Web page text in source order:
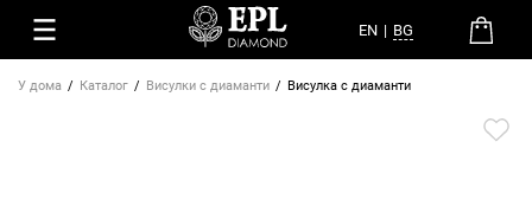
EN | BG
У дома Каталог Висулки с диаманти Висулка с диаманти